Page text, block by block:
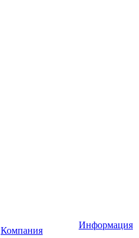
Компания
Информация